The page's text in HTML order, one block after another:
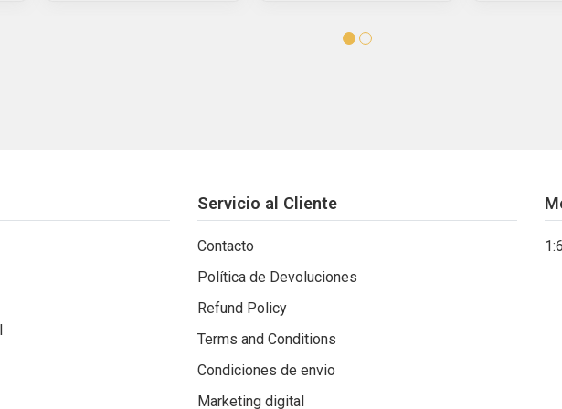
Servicio al Cliente
Contacto
Política de Devoluciones
Refund Policy
Terms and Conditions
Condiciones de envio
Marketing digital